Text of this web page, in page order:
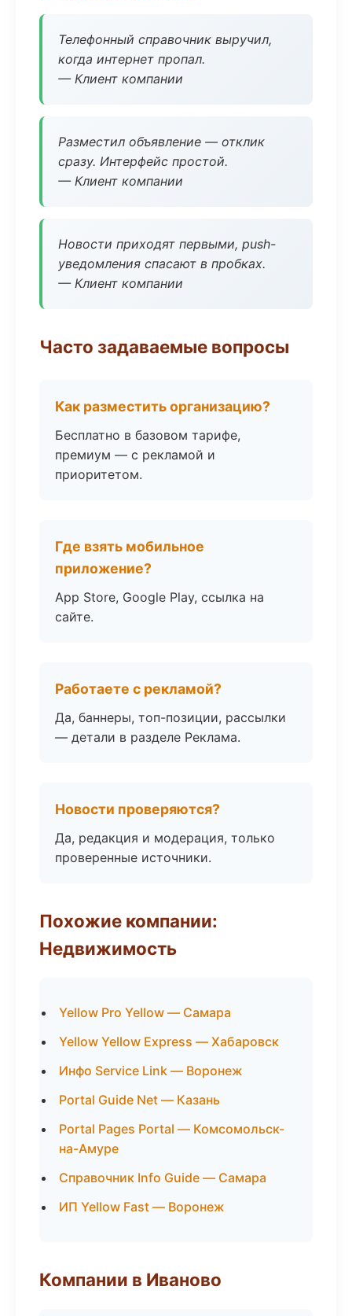
Телефонный справочник выручил,
когда интернет пропал.
— Клиент компании
Разместил объявление — отклик
сразу. Интерфейс простой.
— Клиент компании
Новости приходят первыми, push-
уведомления спасают в пробках.
— Клиент компании
Часто задаваемые вопросы
Как разместить организацию?
Бесплатно в базовом тарифе,
премиум — с рекламой и
приоритетом.
Где взять мобильное
приложение?
App Store, Google Play, ссылка на
сайте.
Работаете с рекламой?
Да, баннеры, топ-позиции, рассылки
— детали в разделе Реклама.
Новости проверяются?
Да, редакция и модерация, только
проверенные источники.
Похожие компании:
Недвижимость
Yellow Pro Yellow — Самара
Yellow Yellow Express — Хабаровск
Инфо Service Link — Воронеж
Portal Guide Net — Казань
Portal Pages Portal — Комсомольск-
на-Амуре
Справочник Info Guide — Самара
ИП Yellow Fast — Воронеж
Компании в Иваново